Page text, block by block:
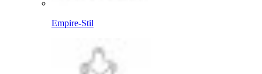
Empire-Stil